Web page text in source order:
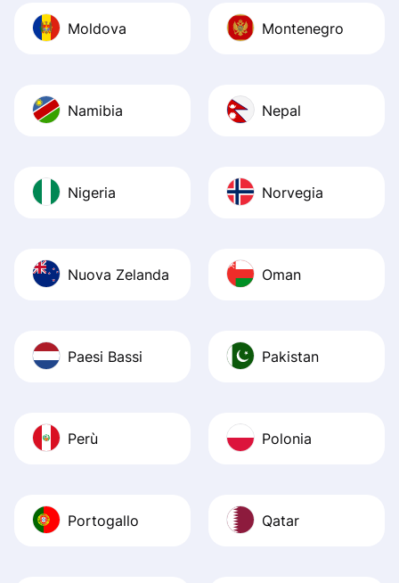
Moldova Montenegro
Namibia Nepal
Nigeria Norvegia
Nuova Zelanda Oman
Paesi Bassi Pakistan
Perù Polonia
Portogallo Qatar